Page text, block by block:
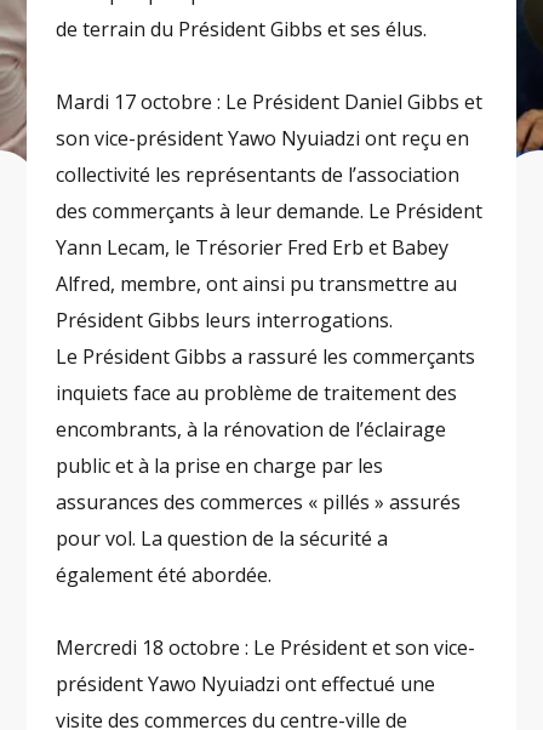
de terrain du Président Gibbs et ses élus.
Mardi 17 octobre : Le Président Daniel Gibbs et
son vice-président Yawo Nyuiadzi ont reçu en
collectivité les représentants de l’association
des commerçants à leur demande. Le Président
Yann Lecam, le Trésorier Fred Erb et Babey
Alfred, membre, ont ainsi pu transmettre au
Président Gibbs leurs interrogations.
Le Président Gibbs a rassuré les commerçants
inquiets face au problème de traitement des
encombrants, à la rénovation de l’éclairage
public et à la prise en charge par les
assurances des commerces « pillés » assurés
pour vol. La question de la sécurité a
également été abordée.
Mercredi 18 octobre : Le Président et son vice-
président Yawo Nyuiadzi ont effectué une
visite des commerces du centre-ville de